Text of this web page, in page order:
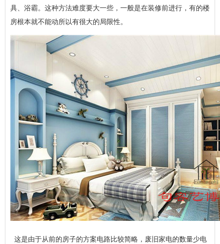
具、浴霸。这种方法难度要大一些，一般是在装修前进行，有的楼
房根本就不能动所以有很大的局限性。
这是由于从前的房子的方案电路比较简略，废旧家电的数量少电